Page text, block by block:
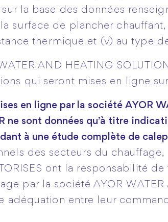
la base des données
la surface de plancher
thermique et (v) au type
AND HEATING
qui seront mises en ligne sur
en ligne par la société AYOR
ne sont données qu’à titre
à une étude complète de
des secteurs du
ont la responsabilité
par la société AYOR WATER
adéquation entre leur